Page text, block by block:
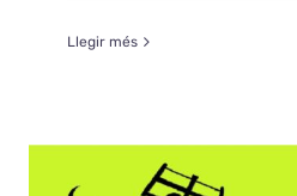
Llegir més